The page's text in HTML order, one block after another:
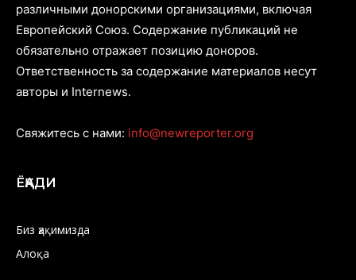
различными донорскими организациями, включая
Европейский Союз. Содержание публикаций не
обязательно отражает позицию доноров.
Ответственность за содержание материалов несут
авторы и Internews.
Свяжитесь с нами: info@newreporter.org
ЁҚАДИ
Биз ҳақимизда
Алоқа